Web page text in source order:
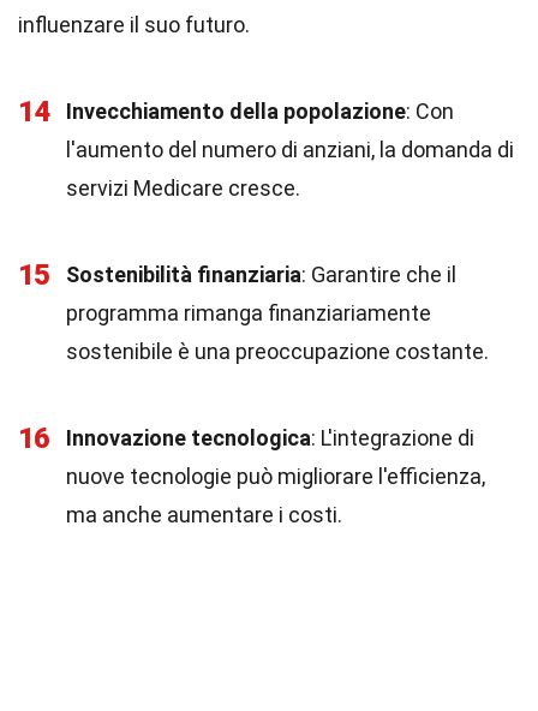
influenzare il suo futuro.
14 Invecchiamento della popolazione: Con
l'aumento del numero di anziani, la domanda di
servizi Medicare cresce.
15 Sostenibilità finanziaria: Garantire che il
programma rimanga finanziariamente
sostenibile è una preoccupazione costante.
16 Innovazione tecnologica: L'integrazione di
nuove tecnologie può migliorare l'efficienza,
ma anche aumentare i costi.